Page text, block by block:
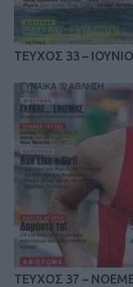
TEYΧΟΣ 33 –
TEYΧΟΣ 37 –